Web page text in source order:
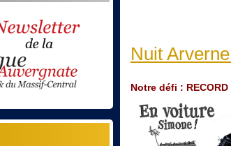
Nuit
Notre défi : RECORD